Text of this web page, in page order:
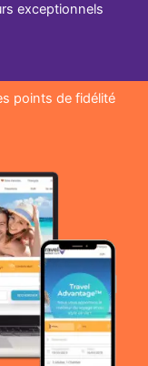
exceptionnels
points de fidélité